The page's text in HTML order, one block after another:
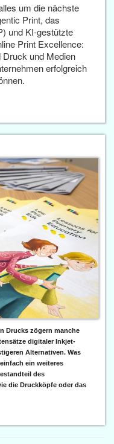
um die nächste
Print, das
und KI-gestützte
Print Excellence:
Druck und Medien
erfolgreich
Drucks zögern manche
digitaler Inkjet-
Alternativen. Was
ein weiteres
des
die Druckköpfe oder das